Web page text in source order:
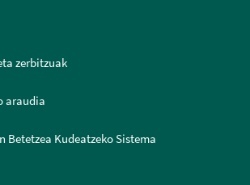
zerbitzuak
araudia
Betetzea Kudeatzeko Sistema